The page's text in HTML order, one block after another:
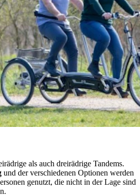
als auch dreirädrige Tandems.
und der verschiedenen Optionen werden
genutzt, die nicht in der Lage sind